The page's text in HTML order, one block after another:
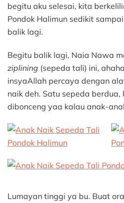
begitu aku selesai, kita
Pondok Halimun sedikit
balik lagi.
Begitu balik lagi, Naia Nawa
ziplining (sepeda tali) ini,
insyaAllah percaya dengan
naik deh. Satu sepeda
dibonceng yaa kalau anak-
Lumayan tinggi ya bu. Buat